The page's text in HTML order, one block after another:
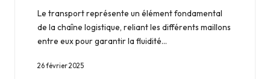
Le transport représente un élément fondamental
de la chaîne logistique, reliant les différents maillons
entre eux pour garantir la fluidité…
26 février 2025